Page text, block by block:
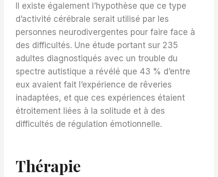
Il existe également l’hypothèse que ce type
d’activité cérébrale serait utilisé par les
personnes neurodivergentes pour faire face à
des difficultés. Une étude portant sur 235
adultes diagnostiqués avec un trouble du
spectre autistique a révélé que 43 % d’entre
eux avaient fait l’expérience de rêveries
inadaptées, et que ces expériences étaient
étroitement liées à la solitude et à des
difficultés de régulation émotionnelle.
Thérapie